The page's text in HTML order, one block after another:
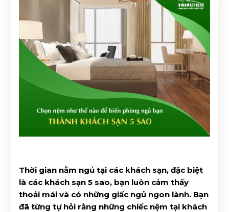
Thời gian nằm ngủ tại các khách sạn, đặc biệt
là các khách sạn 5 sao, bạn luôn cảm thấy
thoải mái và có những giấc ngủ ngon lành. Bạn
đã từng tự hỏi rằng những chiếc nệm tại khách